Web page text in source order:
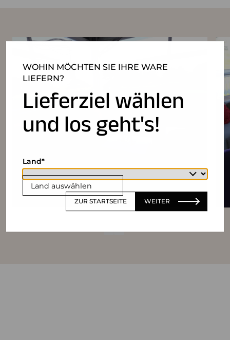
WOHIN MÖCHTEN SIE IHRE WARE
LIEFERN?
Lieferziel wählen
und los geht's!
Land auswählen
Land
ZUR STARTSEITE WEITER